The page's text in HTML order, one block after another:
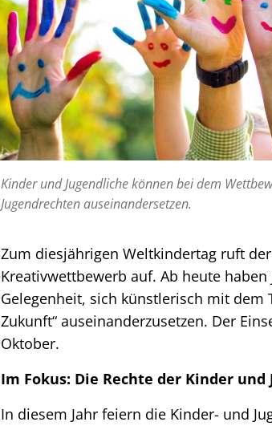
Kinder und Jugendliche können bei dem
Jugendrechten auseinandersetzen.
Zum diesjährigen Weltkindertag ruft
Kreativwettbewerb auf. Ab heute
Gelegenheit, sich künstlerisch mit dem
Zukunft“ auseinanderzusetzen. Der
Oktober.
Im Fokus: Die Rechte der Kinder und
In diesem Jahr feiern die Kinder- und